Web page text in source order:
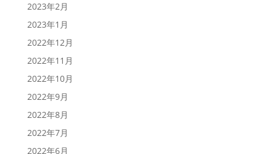
2023年2月
2023年1月
2022年12月
2022年11月
2022年10月
2022年9月
2022年8月
2022年7月
2022年6月